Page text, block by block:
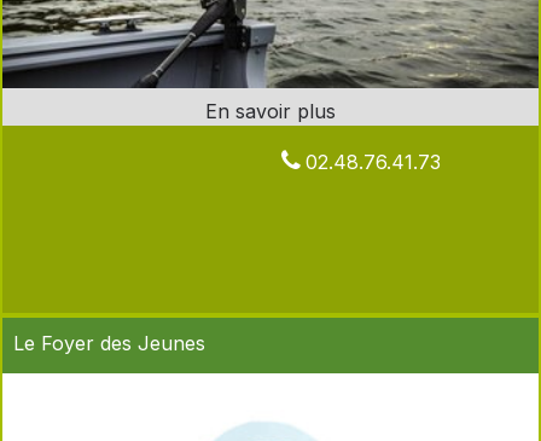
02.48.76.41.73
Le Foyer des Jeunes